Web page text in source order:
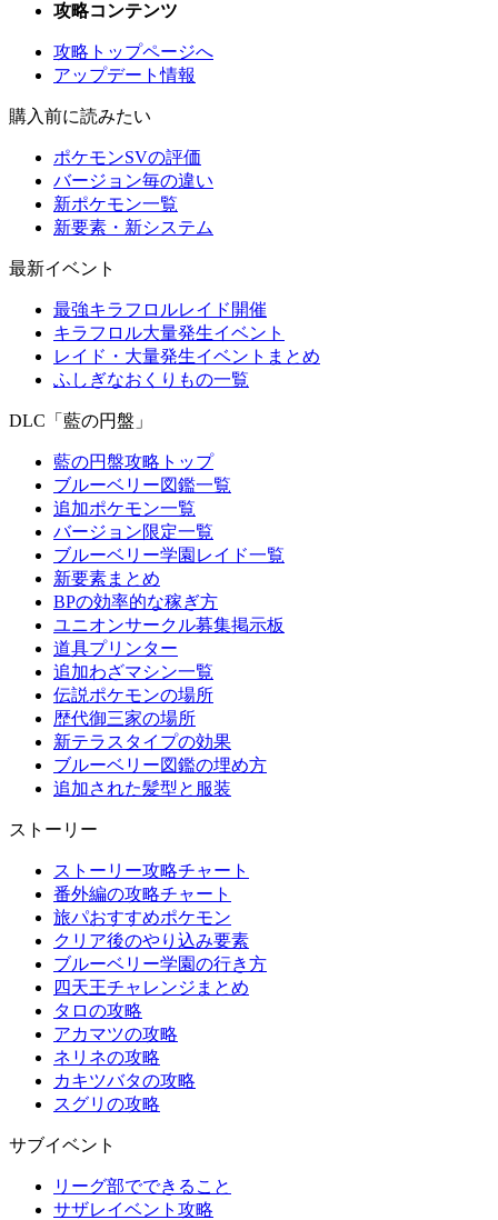
攻略コンテンツ
攻略トップページへ
アップデート情報
購入前に読みたい
ポケモンSVの評価
バージョン毎の違い
新ポケモン一覧
新要素・新システム
最新イベント
最強キラフロルレイド開催
キラフロル大量発生イベント
レイド・大量発生イベントまとめ
ふしぎなおくりもの一覧
DLC「藍の円盤」
藍の円盤攻略トップ
ブルーベリー図鑑一覧
追加ポケモン一覧
バージョン限定一覧
ブルーベリー学園レイド一覧
新要素まとめ
BPの効率的な稼ぎ方
ユニオンサークル募集掲示板
道具プリンター
追加わざマシン一覧
伝説ポケモンの場所
歴代御三家の場所
新テラスタイプの効果
ブルーベリー図鑑の埋め方
追加された髪型と服装
ストーリー
ストーリー攻略チャート
番外編の攻略チャート
旅パおすすめポケモン
クリア後のやり込み要素
ブルーベリー学園の行き方
四天王チャレンジまとめ
タロの攻略
アカマツの攻略
ネリネの攻略
カキツバタの攻略
スグリの攻略
サブイベント
リーグ部でできること
サザレイベント攻略